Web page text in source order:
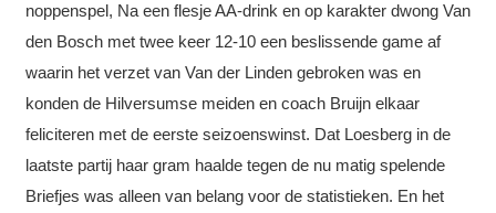
noppenspel, Na een flesje AA-drink en op karakter dwong Van
den Bosch met twee keer 12-10 een beslissende game af
waarin het verzet van Van der Linden gebroken was en
konden de Hilversumse meiden en coach Bruijn elkaar
feliciteren met de eerste seizoenswinst. Dat Loesberg in de
laatste partij haar gram haalde tegen de nu matig spelende
Briefjes was alleen van belang voor de statistieken. En het